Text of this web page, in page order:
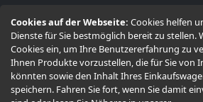
Cookies auf der Webseite:Cookies helfen
Dienste für Sie bestmöglich bereit zu stellen.
Cookies ein, um Ihre Benutzererfahrung zu
Ihnen Produkte vorzustellen, die für Sie von
könnten sowie den Inhalt Ihres
speichern. Fahren Sie fort, wenn Sie damit
© 2026 -MTE motorradtechnik-